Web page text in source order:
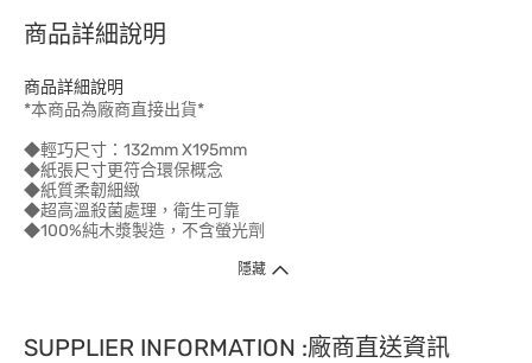
商品詳細說明
商品詳細說明
*本商品為廠商直接出貨*
◆輕巧尺寸：132mm X195mm
◆紙張尺寸更符合環保概念
◆紙質柔韌細緻
◆超高溫殺菌處理，衛生可靠
◆100%純木漿製造，不含螢光劑
隱藏
SUPPLIER INFORMATION :廠商直送資訊